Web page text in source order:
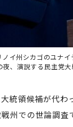
イ州シカゴのユナ
、演説する民主党
統領候補が代
州での世論調